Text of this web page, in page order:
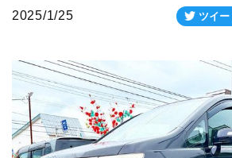
2025/1/25 ツイー